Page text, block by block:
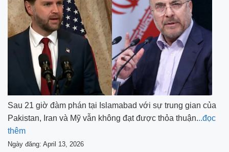
Sau 21 giờ đàm phán tại Islamabad với sự trung gian của
Pakistan, Iran và Mỹ vẫn không đạt được thỏa thuận...đọc
thêm
Ngày đăng: April 13, 2026